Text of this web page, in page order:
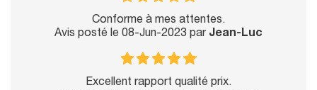
Conforme à mes attentes.
Avis posté le 08-Jun-2023 par Jean-Luc
Excellent rapport qualité prix.